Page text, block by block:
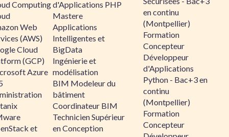
Computing
Web
(AWS)
Cloud
(GCP)
Azure
et
d'Applications PHP
Mastere
Applications
Intelligentes et
BigData
Ingénierie et
modélisation
BIM Modeleur du
bâtiment
Coordinateur BIM
Technicien Supérieur
en Conception
en continu
(Montpellier)
Formation
Concepteur
Développeur
d'Applications
Python - Bac+3 en
continu
(Montpellier)
Formation
Concepteur